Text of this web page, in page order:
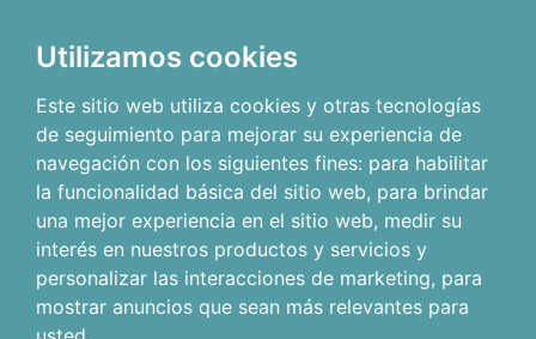
Utilizamos cookies
Este sitio web utiliza cookies y otras tecnologías
de seguimiento para mejorar su experiencia de
navegación con los siguientes fines: para habilitar
la funcionalidad básica del sitio web, para brindar
una mejor experiencia en el sitio web, medir su
interés en nuestros productos y servicios y
personalizar las interacciones de marketing, para
mostrar anuncios que sean más relevantes para